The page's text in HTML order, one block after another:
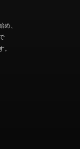
め、
。